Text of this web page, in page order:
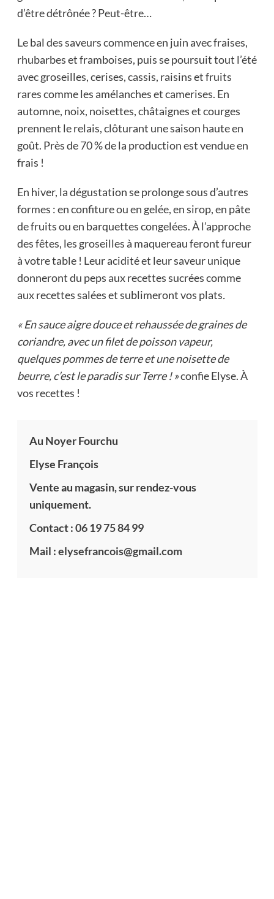
d’être détrônée ? Peut-être…
Le bal des saveurs commence en juin avec fraises,
rhubarbes et framboises, puis se poursuit tout l’été
avec groseilles, cerises, cassis, raisins et fruits
rares comme les amélanches et camerises. En
automne, noix, noisettes, châtaignes et courges
prennent le relais, clôturant une saison haute en
goût. Près de 70 % de la production est vendue en
frais !
En hiver, la dégustation se prolonge sous d’autres
formes : en confiture ou en gelée, en sirop, en pâte
de fruits ou en barquettes congelées. À l’approche
des fêtes, les groseilles à maquereau feront fureur
à votre table ! Leur acidité et leur saveur unique
donneront du peps aux recettes sucrées comme
aux recettes salées et sublimeront vos plats.
« En sauce aigre douce et rehaussée de graines de
coriandre, avec un filet de poisson vapeur,
quelques pommes de terre et une noisette de
beurre, c’est le paradis sur Terre ! »confie Elyse. À
vos recettes !
Au Noyer Fourchu
Elyse François
Vente au magasin, sur rendez-vous
uniquement.
Contact :06 19 75 84 99
Mail :elysefrancois@gmail.com